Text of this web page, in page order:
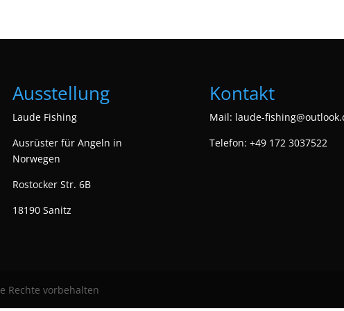
Ausstellung
Laude Fishing
Ausrüster für Angeln in
Norwegen
Rostocker Str. 6B
18190 Sanitz
Kontakt
Mail: laude-
Telefon: +49 172 3037522
Rechte vorbehalten